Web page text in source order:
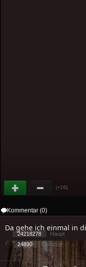
(+26)
Kommentar (0)
Da gehe ich einmal in
24218278 Haupt
24890
Benutzer